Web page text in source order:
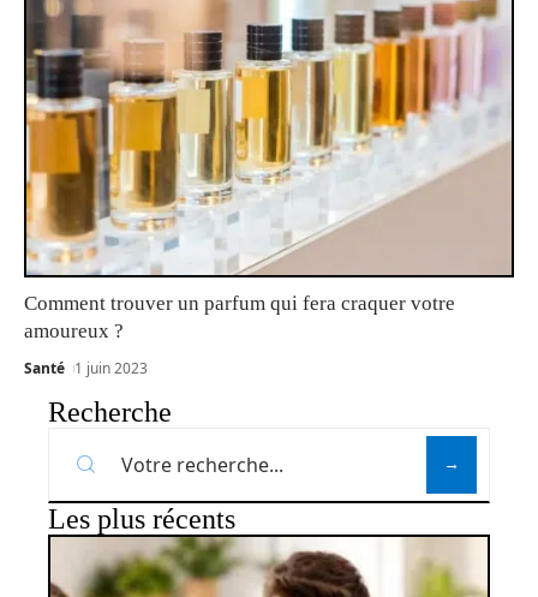
Comment trouver un parfum qui fera craquer votre
amoureux ?
Santé 1 juin 2023
Recherche
Les plus récents